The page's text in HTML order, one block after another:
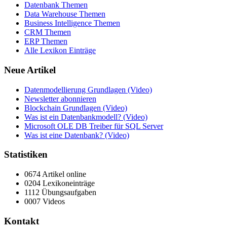
Datenbank Themen
Data Warehouse Themen
Business Intelligence Themen
CRM Themen
ERP Themen
Alle Lexikon Einträge
Neue Artikel
Datenmodellierung Grundlagen (Video)
Newsletter abonnieren
Blockchain Grundlagen (Video)
Was ist ein Datenbankmodell? (Video)
Microsoft OLE DB Treiber für SQL Server
Was ist eine Datenbank? (Video)
Statistiken
0674 Artikel online
0204 Lexikoneinträge
1112 Übungsaufgaben
0007 Videos
Kontakt